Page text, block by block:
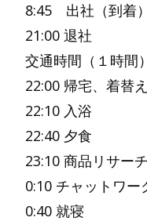
8:45 出社（到着）
21:00 退社
交通時間（１時間）
22:00 帰宅、着替
22:10 入浴
22:40 夕食
23:10 商品リサー
0:10 チャットワー
0:40 就寝